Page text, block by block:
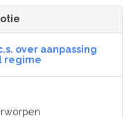
over aanpassing
regime